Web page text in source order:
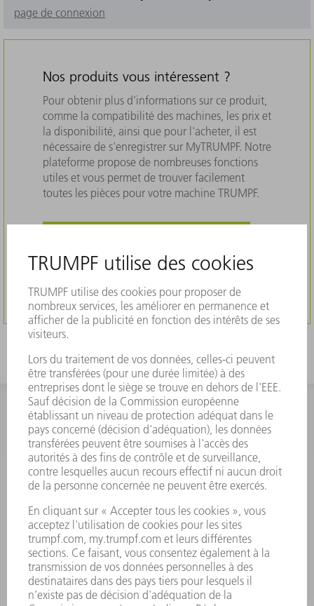
page de connexion
Nos produits vous intéressent ?
Pour obtenir plus d'informations sur ce produit,
comme la compatibilité des machines, les prix et
la disponibilité, ainsi que pour l'acheter, il est
nécessaire de s'enregistrer sur MyTRUMPF. Notre
plateforme propose de nombreuses fonctions
utiles et vous permet de trouver facilement
toutes les pièces pour votre machine TRUMPF.
ACCÉDER À LA PAGE DE
INFORMATION
Foire aux questions
Termes et conditions
CONTACT
Outillages
01 48 17 37 73
Lun - Jeu 08:00h - 16:30h
Ven 08:00h - 12:30h
outillages@fr.TRUMPF.com
CONTACT
Pièces Détachées